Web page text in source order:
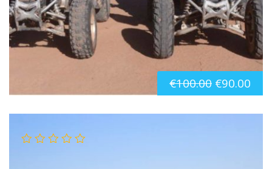
€100.00 €90.00